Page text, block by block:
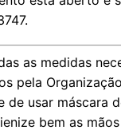
as medidas
pela
de usar máscara
bem as